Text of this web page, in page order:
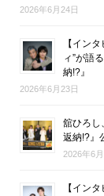
2026年6月24日
【イン
ィ”が語
納!?』
2026年6月23日
舘ひろし
返納!?』
2026年6
【イン